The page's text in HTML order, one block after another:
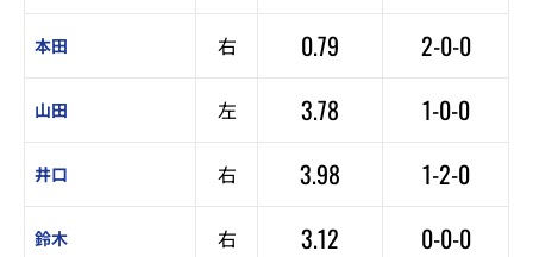
本田 右 0.79 2-0-0
山田 左 3.78 1-0-0
井口 右 3.98 1-2-0
鈴木 右 3.12 0-0-0